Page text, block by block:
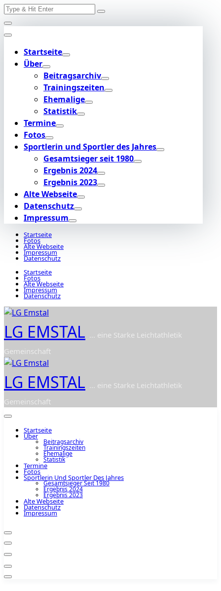
Skip
to
content
Search
Startseite
Über
Beitragsarchiv
Trainingszeiten
Ehemalige
Statistik
Termine
Fotos
Sportlerin und Sportler des Jahres
Gesamtsieger seit 1980
Ergebnis 2024
Ergebnis 2023
Alte Webseite
Datenschutz
Impressum
Startseite
Fotos
Alte Webseite
Impressum
Datenschutz
Startseite
Fotos
Alte Webseite
Impressum
Datenschutz
LG EMSTAL ... eine Starke Leichtathletik
Gemeinschaft
LG EMSTAL ... eine Starke Leichtathletik
Gemeinschaft
Startseite
Über
Beitragsarchiv
Trainingszeiten
Ehemalige
Statistik
Termine
Fotos
Sportlerin Und Sportler Des Jahres
Gesamtsieger Seit 1980
Ergebnis 2024
Ergebnis 2023
Alte Webseite
Datenschutz
Impressum